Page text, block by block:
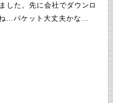
した。先に会社でダウンロ
…パケット大丈夫かな…